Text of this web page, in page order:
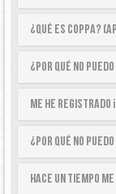
¿Qué es COPPA?
¿Por qué no
Me he registrado
¿Por qué no
Hace un tiempo